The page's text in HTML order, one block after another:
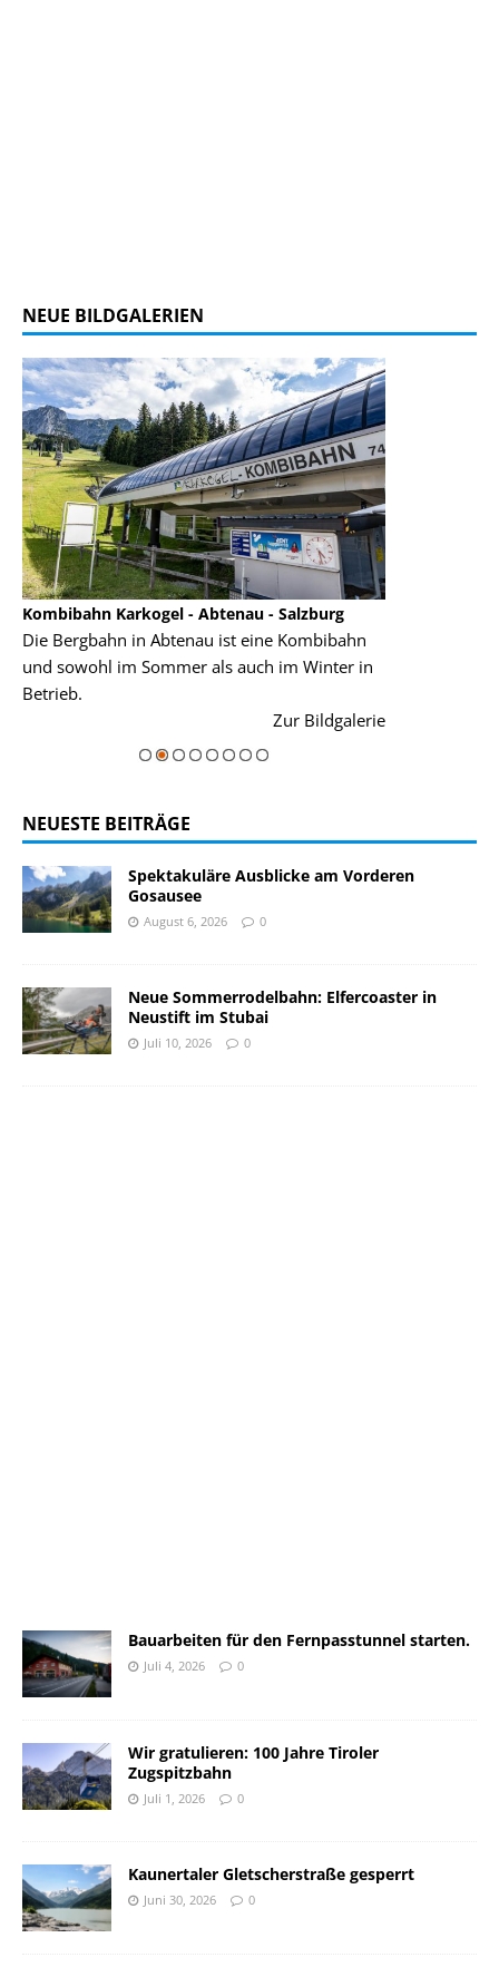
NEUE BILDGALERIEN
Kombibahn Karkogel - Abtenau - Salzburg
Die Bergbahn in Abtenau ist eine Kombibahn
und sowohl im Sommer als auch im Winter in
Betrieb.
Zur Bildgalerie
NEUESTE BEITRÄGE
Spektakuläre Ausblicke am Vorderen
Gosausee
August 6, 2026 0
Neue Sommerrodelbahn: Elfercoaster in
Neustift im Stubai
Juli 10, 2026 0
Bauarbeiten für den Fernpasstunnel starten.
Juli 4, 2026 0
Wir gratulieren: 100 Jahre Tiroler
Zugspitzbahn
Juli 1, 2026 0
Kaunertaler Gletscherstraße gesperrt
Juni 30, 2026 0